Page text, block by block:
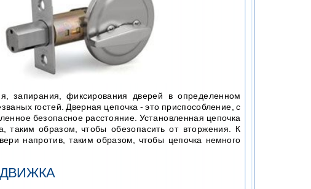
запирания, фиксирования дверей в определенном
гостей. Дверная цепочка - это приспособление, с
безопасное расстояние. Установленная цепочка
таким образом, чтобы обезопасить от вторжения. К
напротив, таким образом, чтобы цепочка немного